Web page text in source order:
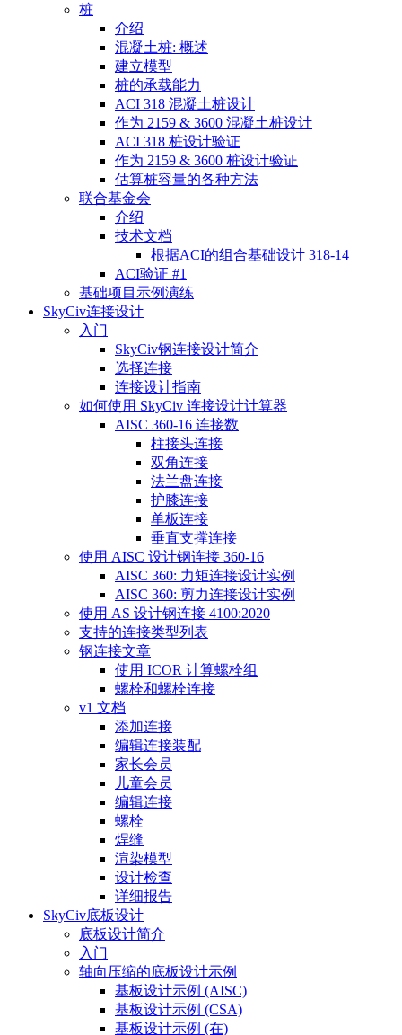
桩
介绍
混凝土桩: 概述
建立模型
桩的承载能力
ACI 318 混凝土桩设计
作为 2159 & 3600 混凝土桩设计
ACI 318 桩设计验证
作为 2159 & 3600 桩设计验证
估算桩容量的各种方法
联合基金会
介绍
技术文档
根据ACI的组合基础设计 318-14
ACI验证 #1
基础项目示例演练
SkyCiv连接设计
入门
SkyCiv钢连接设计简介
选择连接
连接设计指南
如何使用 SkyCiv 连接设计计算器
AISC 360-16 连接数
柱接头连接
双角连接
法兰盘连接
护膝连接
单板连接
垂直支撑连接
使用 AISC 设计钢连接 360-16
AISC 360: 力矩连接设计实例
AISC 360: 剪力连接设计实例
使用 AS 设计钢连接 4100:2020
支持的连接类型列表
钢连接文章
使用 ICOR 计算螺栓组
螺栓和螺栓连接
v1 文档
添加连接
编辑连接装配
家长会员
儿童会员
编辑连接
螺栓
焊缝
渲染模型
设计检查
详细报告
SkyCiv底板设计
底板设计简介
入门
轴向压缩的底板设计示例
基板设计示例 (AISC)
基板设计示例 (CSA)
基板设计示例 (在)